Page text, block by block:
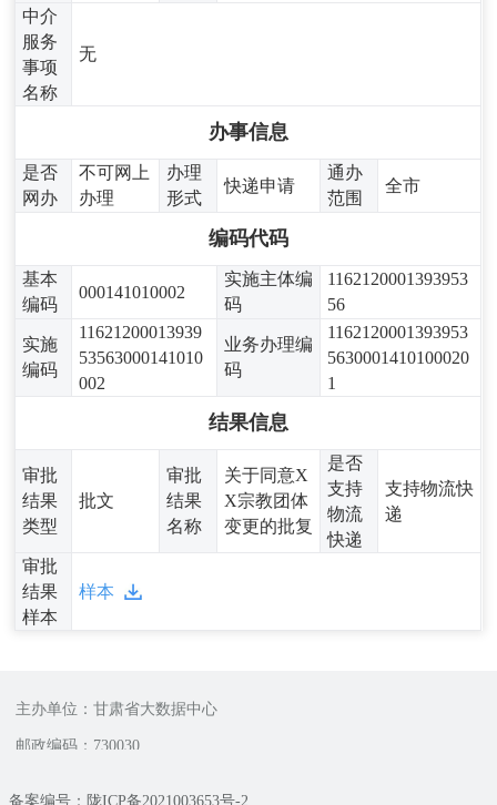
中介
服务
事项
名称
无
办事信息
是否
网办
不可网上
办理
办理
形式
快递申请
通办
范围
全市
编码代码
基本
编码
000141010002
实施主体编
码
1162120001393953
56
实施
编码
11621200013939
53563000141010
002
业务办理编
码
1162120001393953
5630001410100020
1
结果信息
审批
结果
类型
批文
审批
结果
名称
关于同意X
X宗教团体
变更的批复
是否
支持
物流
快递
支持物流快
递
审批
结果
样本
样本
主办单位：甘肃省大数据中心
邮政编码：730030
备案编号：陇ICP备2021003653号-2